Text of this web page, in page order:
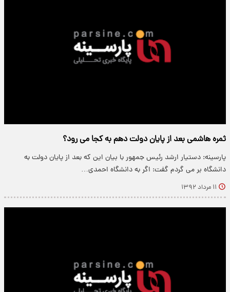
ثمره هاشمی بعد از پایان دولت دهم به کجا می رود؟
پارسینه: دستیار ارشد رئیس جمهور با بیان این که بعد از پایان دولت به
دانشگاه بر می گردم گفت: اگر به دانشگاه احمدی…
۱۱ مرداد ۱۳۹۲